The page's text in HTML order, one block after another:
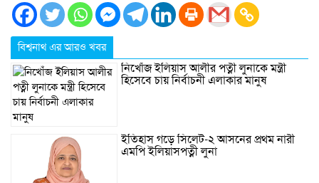
বিশ্বনাথ এর আরও খবর
নিখোঁজ ইলিয়াস আলীর পত্নী লুনাকে মন্ত্রী
হিসেবে চায় নির্বাচনী এলাকার মানুষ
ইতিহাস গড়ে সিলেট-২ আসনের প্রথম নারী
এমপি ইলিয়াসপত্নী লুনা